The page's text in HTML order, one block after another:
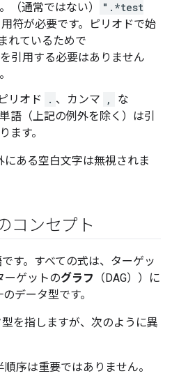
（通常ではない）
".*test
符が必要です。ピリオドで始
れているためで
を引用する必要はありません
リオド . 、カンマ ,
な
語（上記の例外を除く）は引
ます。
ある空白文字は無視されま
コンセプト
す。すべての式は、ターゲッ
ーゲットのグラフ
（DAG））に
データ型です。
を指しますが、次のように異
序は重要ではありません。